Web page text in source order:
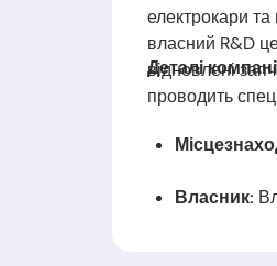
електрокари
власний R&D
відновлені
проводить
Деталі
Власник: